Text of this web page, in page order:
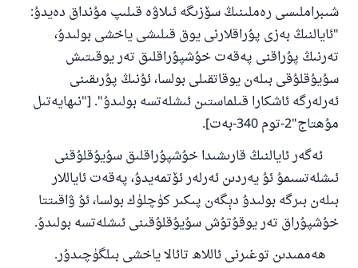
شىبراملىسى رەملىنىڭ سۆزىگە ئىلاۋە قىلىپ مۇنداق دەيدۇ:
"ئايالنىڭ بەزى پۇراقلارنى يوق قىلىشى ياخشى بولىدۇ،
تەرنىڭ پۇراقنى پەقەت خۇشپۇراقلىق تەر يوقىتىش
سۇيۇقلۇقى بىلەن يوقاتقىلى بولسا، ئۇنىڭ پۇرىقىنى
ئەرلەرگە ئاشكارا قىلماستىن ئىشلەتسە بولىدۇ". ["نىھايەتىل
مۇھتاج"2-توم 340-بەت].
ئەگەر ئايالنىڭ قارىشىدا خۇشپۇراقلىق سۇيۇقلۇقنى
ئىشلەتسىمۇ ئۇ يەردىن ئەرلەر ئۆتمەيدۇ، پەقەت ئاياللار
بىلەن بىرگە بولىدۇ دېگەن پىكىر كۈچلۈك بولسا، ئۇ ۋاقىتتا
خۇشپۇراق تەر يوقۇتۇش سۇيۇقلۇقىنى ئىشلەتسە بولىدۇ.
ھەممىدىن توغىرنى ئاللاھ تائالا ياخشى بىلگۈچىدۇر.